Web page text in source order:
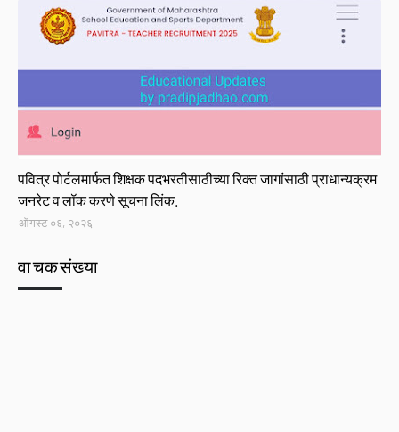
पवित्र पोर्टलमार्फत शिक्षक पदभरतीसाठीच्या रिक्त जागांसाठी प्राधान्यक्रम
जनरेट व लॉक करणे सूचना लिंक.
ऑगस्ट ०६, २०२६
वाचकसंख्या